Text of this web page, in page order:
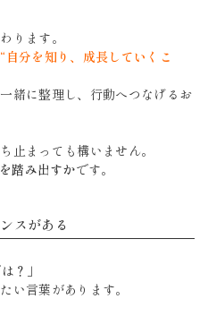
ります。
分を知り、成長していくこ
緒に整理し、行動へつなげるお
止まっても構いません。
踏み出すかです。
スがある
？」
い言葉があります。